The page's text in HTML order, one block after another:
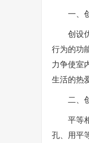
一、
创设
行为的功
力争使室
生活的热
二、
平等
孔、用平